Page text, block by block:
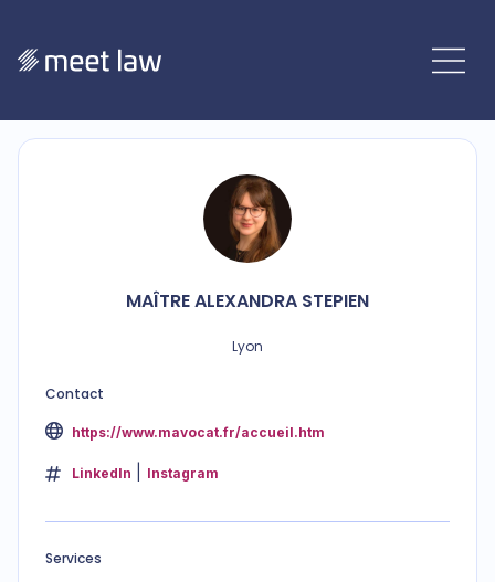
MAÎTREALEXANDRA STEPIEN
Lyon
Contact
https://www.mavocat.fr/accueil.htm
LinkedIn Instagram
Services